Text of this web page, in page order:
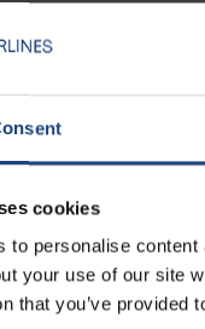
cookies
to personalise
your use of our site
that you’ve provided
sobre el